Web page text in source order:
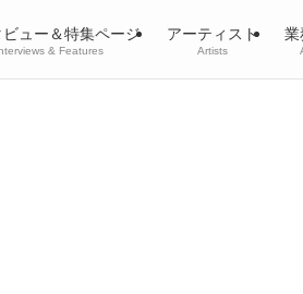
ビュー＆特集ページ
& Features
アーティスト
Artists
業